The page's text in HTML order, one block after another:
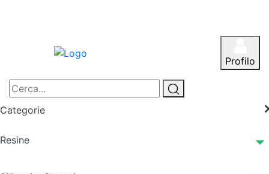
Profilo
Categorie
Resine